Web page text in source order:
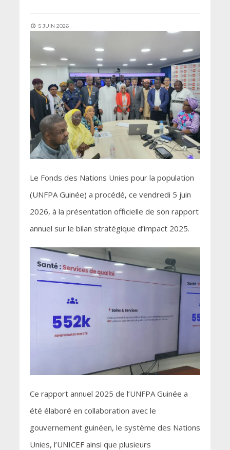
5 JUIN 2026
Le Fonds des Nations Unies pour la population
(UNFPA Guinée) a procédé, ce vendredi 5 juin
2026, à la présentation officielle de son rapport
annuel sur le bilan stratégique d’impact 2025.
Ce rapport annuel 2025 de l’UNFPA Guinée a
été élaboré en collaboration avec le
gouvernement guinéen, le système des Nations
Unies, l’UNICEF ainsi que plusieurs